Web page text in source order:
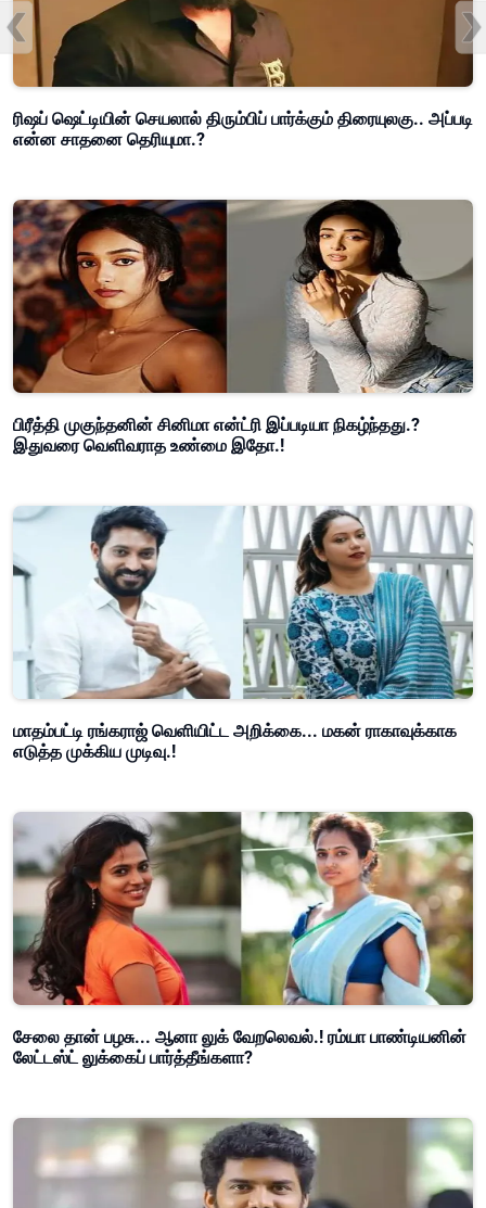
ரிஷப் ஷெட்டியின் செயலால் திரும்பிப் பார்க்கும் திரையுலகு.. அப்படி
என்ன சாதனை தெரியுமா.?
பிரீத்தி முகுந்தனின் சினிமா என்ட்ரி இப்படியா நிகழ்ந்தது.?
இதுவரை வெளிவராத உண்மை இதோ.!
மாதம்பட்டி ரங்கராஜ் வெளியிட்ட அறிக்கை... மகன் ராகாவுக்காக
எடுத்த முக்கிய முடிவு.!
சேலை தான் பழசு... ஆனா லுக் வேறலெவல்.! ரம்யா பாண்டியனின்
லேட்டஸ்ட் லுக்கைப் பார்த்தீங்களா?